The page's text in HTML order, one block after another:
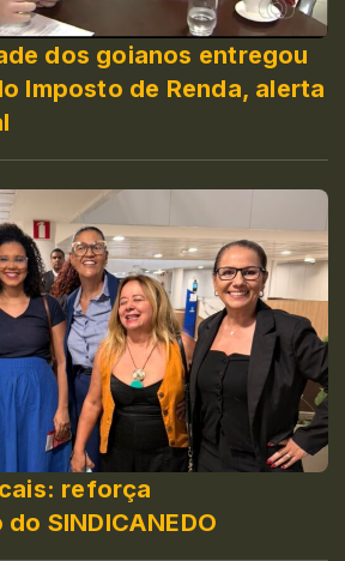
dos goianos entregou
Imposto de Renda, alerta
reforça
SINDICANEDO